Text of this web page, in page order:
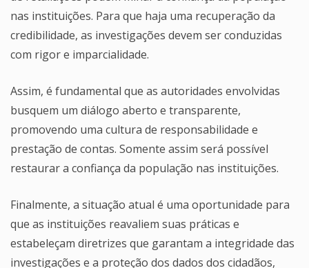
nas instituições. Para que haja uma recuperação da
credibilidade, as investigações devem ser conduzidas
com rigor e imparcialidade.
Assim, é fundamental que as autoridades envolvidas
busquem um diálogo aberto e transparente,
promovendo uma cultura de responsabilidade e
prestação de contas. Somente assim será possível
restaurar a confiança da população nas instituições.
Finalmente, a situação atual é uma oportunidade para
que as instituições reavaliem suas práticas e
estabeleçam diretrizes que garantam a integridade das
investigações e a proteção dos dados dos cidadãos,